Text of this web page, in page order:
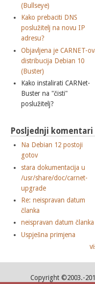
(Bullseye)
Kako prebaciti DNS
poslužitelj na novu IP
adresu?
Objavljena je CARNET-
distribucija Debian 10
(Buster)
Kako instalirati CARNet-
Buster na "čisti"
poslužitelj?
Posljednji komentari
Na Debian 12 postoji
gotov
stara dokumentacija u
/usr/share/doc/carnet-
upgrade
Re: neispravan datum
članka
neispravan datum članka
Uspješna primjena
Copyright ©2003.-